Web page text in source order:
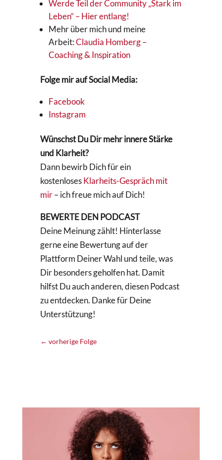
Werde Teil der Community „Stark im
Leben“ – Hier entlang!
Mehr über mich und meine
Arbeit:Claudia Homberg –
Coaching & Inspiration
Folge mir auf Social Media:
Facebook
Instagram
Wünschst Du Dir mehr innere Stärke
und Klarheit?
Dann bewirb Dich für ein
kostenlosesKlarheits-Gespräch mit
mir– ich freue mich auf Dich!
BEWERTE DEN PODCAST
Deine Meinung zählt! Hinterlasse
gerne eine Bewertung auf der
Plattform Deiner Wahl und teile, was
Dir besonders geholfen hat. Damit
hilfst Du auch anderen, diesen Podcast
zu entdecken. Danke für Deine
Unterstützung!
← vorherige Folge